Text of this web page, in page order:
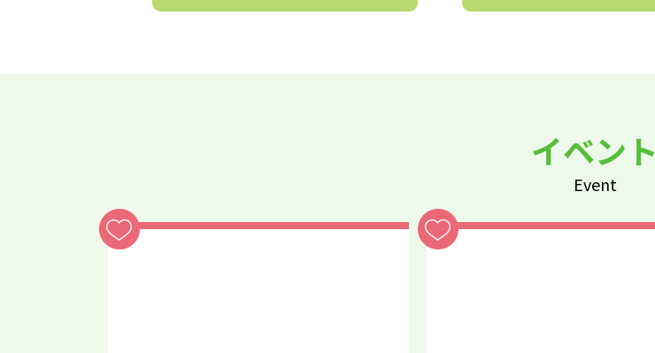
イベント
Event